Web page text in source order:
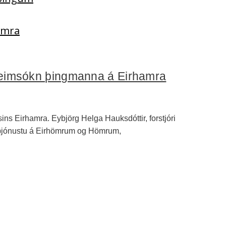
þingmanna á Eirhamra
Eirhamra. Eybjörg Helga Hauksdóttir, forstjóri
á Eirhömrum og Hömrum,